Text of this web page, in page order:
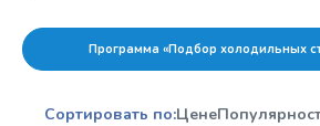
Сортировать по:Цене
Программа «Подбор холодильных